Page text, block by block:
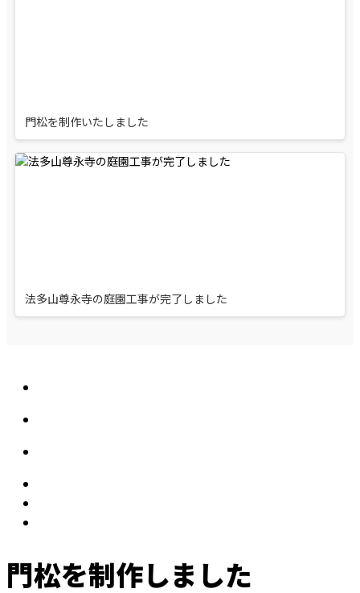
門松を制作いたしました
法多山尊永寺の庭園工事が完了しました
門松を制作しました